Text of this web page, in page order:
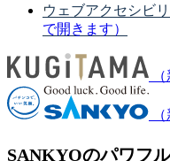
ウェブアクセシビ
で開きます）
SANKYOのパワフ